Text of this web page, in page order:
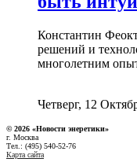
Константин
решений и
многолетним
Четверг, 12
© 2026 «Новости энеретики»
г. Москва
Тел.: (495) 540-52-76
Карта сайта